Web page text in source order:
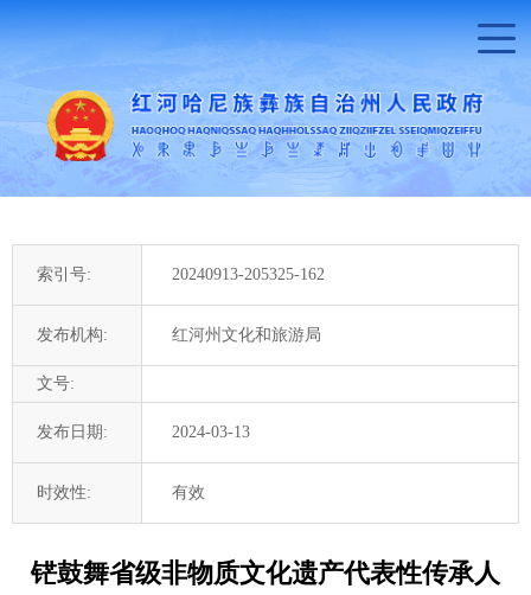
索引号: 20240913-205325-162
发布机构: 红河州文化和旅游局
文号:
发布日期: 2024-03-13
时效性: 有效
铓鼓舞省级非物质文化遗产代表性传承人